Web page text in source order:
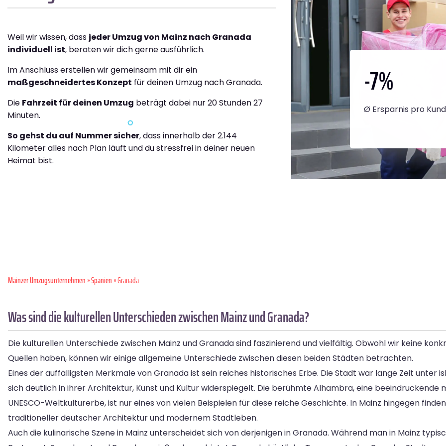
Weil wir wissen, dass jeder Umzug von Mainz nach Granada
individuell ist, beraten wir dich gerne ausführlich.
Im Anschluss erstellen wir gemeinsam mit dir ein
maßgeschneidertes Konzept für deinen Umzug nach Granada.
Die Fahrzeit für deinen Umzug beträgt dabei nur 20 Stunden 27
Minuten.
So gehst du auf Nummer sicher, dass innerhalb der 2.144
Kilometer alles nach Plan läuft und du stressfrei in deiner neuen
Heimat bist.
-7%
Ø Ersparnis pro
Mainzer Umzugsunternehmen»Spanien» Granada
Was sind die kulturellen Unterschieden zwischen Mainz und Granada?
Die kulturellen Unterschiede zwischen Mainz und Granada sind faszinierend und vielfältig. Obwohl wir keine
Quellen haben, können wir einige allgemeine Unterschiede zwischen diesen beiden Städten betrachten.
Eines der auffälligsten Merkmale von Granada ist sein reiches historisches Erbe. Die Stadt war lange Zeit unter
sich deutlich in ihrer Architektur, Kunst und Kultur widerspiegelt. Die berühmte Alhambra, eine beeindruckende
UNESCO-Weltkulturerbe, ist nur eines von vielen Beispielen für diese reiche Geschichte. In Mainz hingegen
traditioneller deutscher Architektur und modernem Stadtleben.
Auch die kulinarische Szene in Mainz unterscheidet sich von derjenigen in Granada. Während man in Mainz